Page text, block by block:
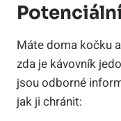
Máte doma kočku
zda je kávovník
jsou odborné
jak ji chránit: